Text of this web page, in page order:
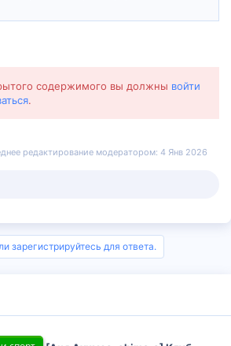
содержимого вы должны войти
.
редактирование модератором: 4 Янв 2026
зарегистрируйтесь для ответа.